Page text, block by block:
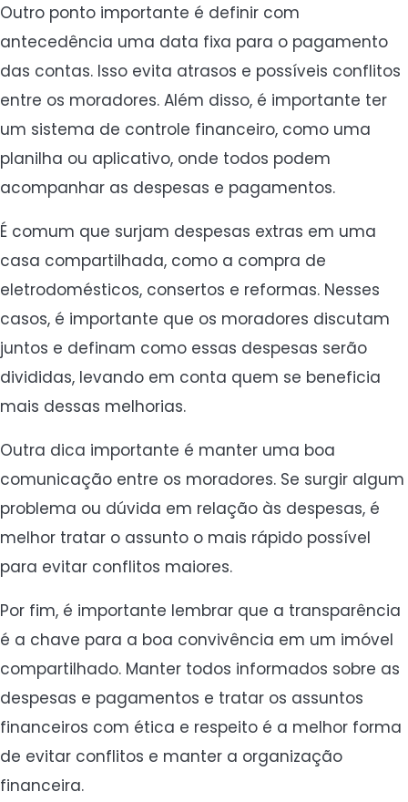
Outro ponto importante é definir com
antecedência uma data fixa para o pagamento
das contas. Isso evita atrasos e possíveis conflitos
entre os moradores. Além disso, é importante ter
um sistema de controle financeiro, como uma
planilha ou aplicativo, onde todos podem
acompanhar as despesas e pagamentos.
É comum que surjam despesas extras em uma
casa compartilhada, como a compra de
eletrodomésticos, consertos e reformas. Nesses
casos, é importante que os moradores discutam
juntos e definam como essas despesas serão
divididas, levando em conta quem se beneficia
mais dessas melhorias.
Outra dica importante é manter uma boa
comunicação entre os moradores. Se surgir algum
problema ou dúvida em relação às despesas, é
melhor tratar o assunto o mais rápido possível
para evitar conflitos maiores.
Por fim, é importante lembrar que a transparência
é a chave para a boa convivência em um imóvel
compartilhado. Manter todos informados sobre as
despesas e pagamentos e tratar os assuntos
financeiros com ética e respeito é a melhor forma
de evitar conflitos e manter a organização
financeira.